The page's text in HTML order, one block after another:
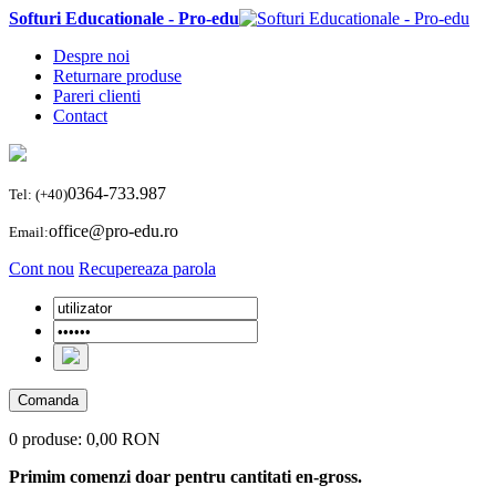
Softuri Educationale - Pro-edu
Despre noi
Returnare produse
Pareri clienti
Contact
Tel: (+40)0364-733.987
Email:office@pro-edu.ro
Cont nou Recupereaza parola
Comanda
0 produse: 0,00 RON
Primim comenzi doar pentru cantitati en-gross.